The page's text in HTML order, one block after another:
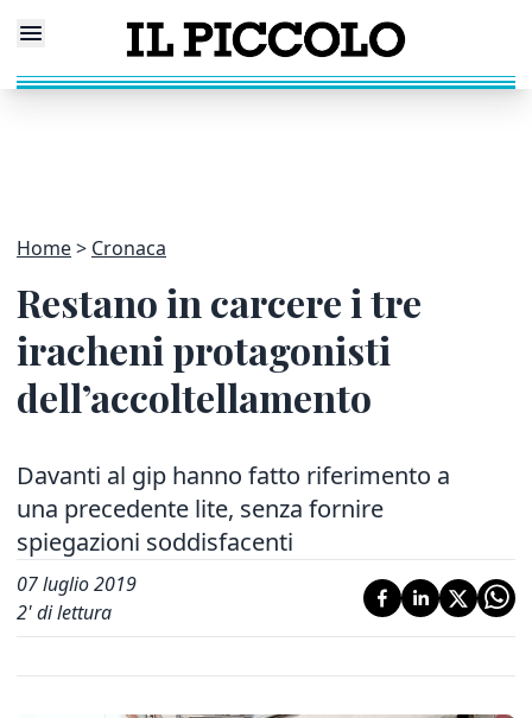
Home Cronaca
Restano in carcere i tre
iracheni protagonisti
dell’accoltellamento
Davanti al gip hanno fatto riferimento a
una precedente lite, senza fornire
spiegazioni soddisfacenti
07 luglio 2019
2' di lettura